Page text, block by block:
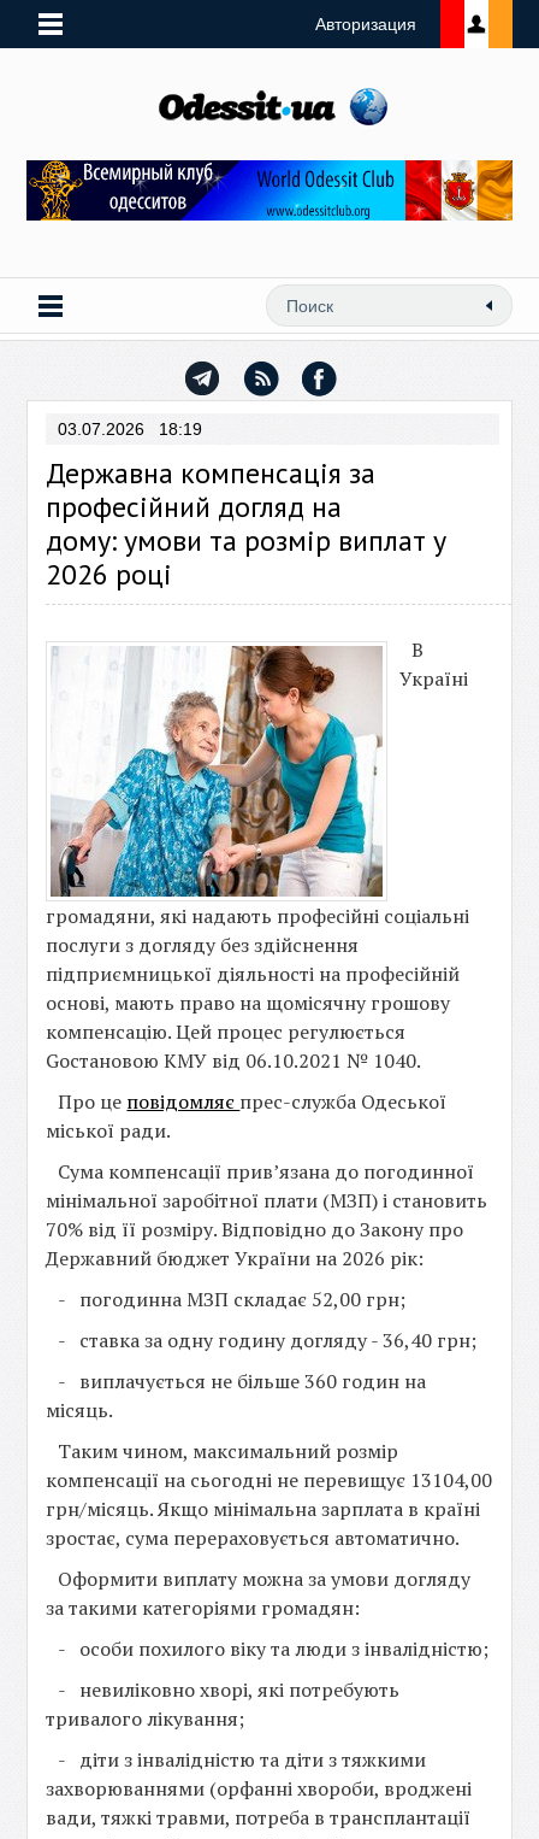
Авторизация
03.07.2026 18:19
Державна компенсація за
професійний догляд на
дому: умови та розмір виплат у
2026 році
В
Україні
громадяни, які надають професійні соціальні
послуги з догляду без здійснення
підприємницької діяльності на професійній
основі, мають право на щомісячну грошову
компенсацію. Цей процес регулюється
Gостановою КМУ від 06.10.2021 № 1040.
Про це повідомляє прес-служба Одеської
міської ради.
Сума компенсації прив’язана до погодинної
мінімальної заробітної плати (МЗП) і становить
70% від її розміру. Відповідно до Закону про
Державний бюджет України на 2026 рік:
- погодинна МЗП складає 52,00 грн;
- ставка за одну годину догляду - 36,40 грн;
- виплачується не більше 360 годин на
місяць.
Таким чином, максимальний розмір
компенсації на сьогодні не перевищує 13104,00
грн/місяць. Якщо мінімальна зарплата в країні
зростає, сума перераховується автоматично.
Оформити виплату можна за умови догляду
за такими категоріями громадян:
- особи похилого віку та люди з інвалідністю;
- невиліковно хворі, які потребують
тривалого лікування;
- діти з інвалідністю та діти з тяжкими
захворюваннями (орфанні хвороби, вроджені
вади, тяжкі травми, потреба в трансплантації